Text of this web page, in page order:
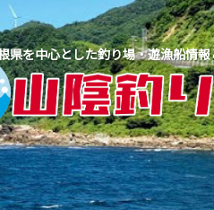
県を中心とした釣り場・遊漁船情